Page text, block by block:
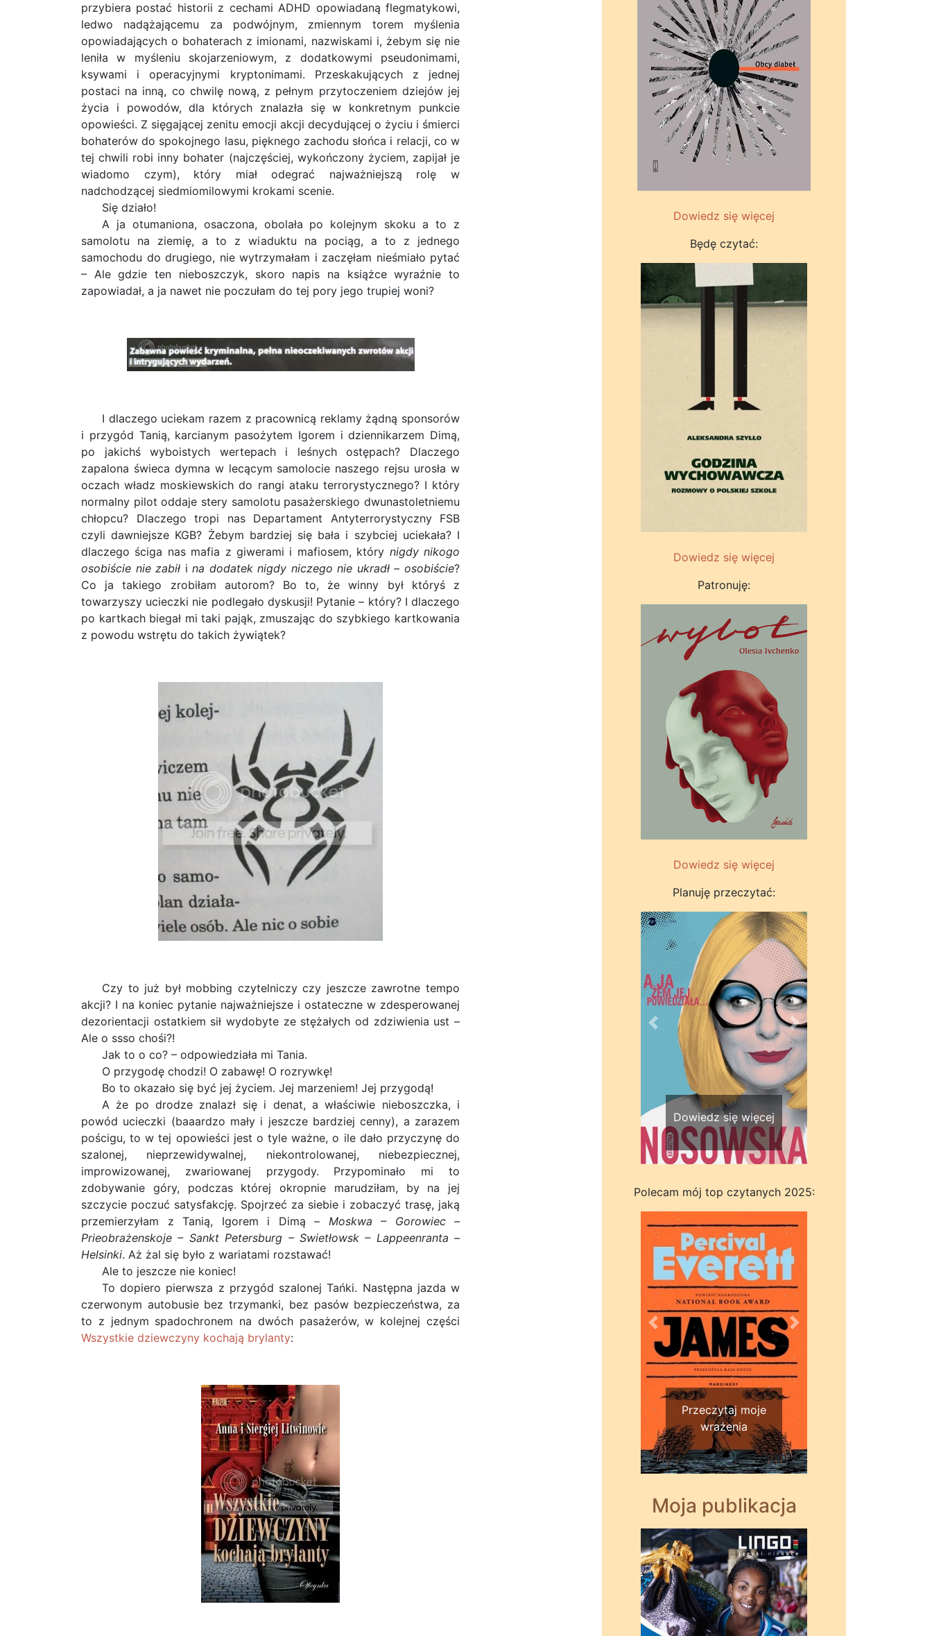
przybiera postać historii z cechami ADHD opowiadaną flegmatykowi,
ledwo nadążającemu za podwójnym, zmiennym torem myślenia
opowiadających o bohaterach z imionami, nazwiskami i, żebym się nie
leniła w myśleniu skojarzeniowym, z dodatkowymi pseudonimami,
ksywami i operacyjnymi kryptonimami. Przeskakujących z jednej
postaci na inną, co chwilę nową, z pełnym przytoczeniem dziejów jej
życia i powodów, dla których znalazła się w konkretnym punkcie
opowieści. Z sięgającej zenitu emocji akcji decydującej o życiu i śmierci
bohaterów do spokojnego lasu, pięknego zachodu słońca i relacji, co w
tej chwili robi inny bohater (najczęściej, wykończony życiem, zapijał je
wiadomo czym), który miał odegrać najważniejszą rolę w
nadchodzącej siedmiomilowymi krokami scenie.
Się działo!
A ja otumaniona, osaczona, obolała po kolejnym skoku a to z
samolotu na ziemię, a to z wiaduktu na pociąg, a to z jednego
samochodu do drugiego, nie wytrzymałam i zaczęłam nieśmiało pytać
– Ale gdzie ten nieboszczyk, skoro napis na książce wyraźnie to
zapowiadał, a ja nawet nie poczułam do tej pory jego trupiej woni?
I dlaczego uciekam razem z pracownicą reklamy żądną sponsorów
i przygód Tanią, karcianym pasożytem Igorem i dziennikarzem Dimą,
po jakichś wyboistych wertepach i leśnych ostępach? Dlaczego
zapalona świeca dymna w lecącym samolocie naszego rejsu urosła w
oczach władz moskiewskich do rangi ataku terrorystycznego? I który
normalny pilot oddaje stery samolotu pasażerskiego dwunastoletniemu
chłopcu? Dlaczego tropi nas Departament Antyterrorystyczny FSB
czyli dawniejsze KGB? Żebym bardziej się bała i szybciej uciekała? I
dlaczego ściga nas mafia z giwerami i mafiosem, który nigdy nikogo
osobiście nie zabiłina dodatek nigdy niczego nie ukradł – osobiście?
Co ja takiego zrobiłam autorom? Bo to, że winny był któryś z
towarzyszy ucieczki nie podlegało dyskusji! Pytanie – który? I dlaczego
po kartkach biegał mi taki pająk, zmuszając do szybkiego kartkowania
z powodu wstrętu do takich żywiątek?
Czy to już był mobbing czytelniczy czy jeszcze zawrotne tempo
akcji? I na koniec pytanie najważniejsze i ostateczne w zdesperowanej
dezorientacji ostatkiem sił wydobyte ze stężałych od zdziwienia ust –
Ale o ssso chośi?!
Jak to o co? – odpowiedziała mi Tania.
O przygodę chodzi! O zabawę! O rozrywkę!
Bo to okazało się być jej życiem. Jej marzeniem! Jej przygodą!
A że po drodze znalazł się i denat, a właściwie nieboszczka, i
powód ucieczki (baaardzo mały i jeszcze bardziej cenny), a zarazem
pościgu, to w tej opowieści jest o tyle ważne, o ile dało przyczynę do
szalonej, nieprzewidywalnej, niekontrolowanej, niebezpiecznej,
improwizowanej, zwariowanej przygody. Przypominało mi to
zdobywanie góry, podczas której okropnie marudziłam, by na jej
szczycie poczuć satysfakcję. Spojrzeć za siebie i zobaczyć trasę, jaką
przemierzyłam z Tanią, Igorem i Dimą – Moskwa – Gorowiec –
Prieobrażenskoje – Sankt Petersburg – Swietłowsk – Lappeenranta –
Helsinki. Aż żal się było z wariatami rozstawać!
Ale to jeszcze nie koniec!
To dopiero pierwsza z przygód szalonej Tańki. Następna jazda w
czerwonym autobusie bez trzymanki, bez pasów bezpieczeństwa, za
to z jednym spadochronem na dwóch pasażerów, w kolejnej części
Wszystkie dziewczyny kochają brylanty:
Dowiedz się więcej
Będę czytać:
Dowiedz się więcej
Patronuję:
Dowiedz się więcej
Planuję przeczytać:
Dowiedz się więcej
Wstecz Dalej
Polecam mój top czytanych 2025:
Przeczytaj moje
wrażenia
Wstecz Dalej
Moja publikacja